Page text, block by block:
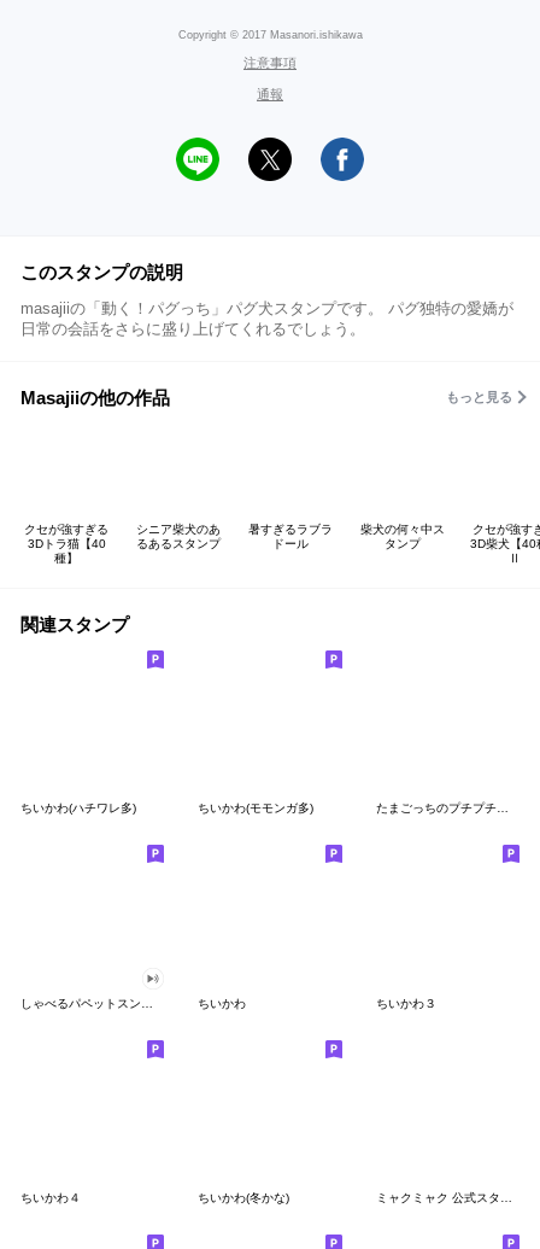
Copyright © 2017 Masanori.ishikawa
注意事項
通報
このスタンプの説明
masajiiの「動く！パグっち」パグ犬スタンプです。 パグ独特の愛嬌が
日常の会話をさらに盛り上げてくれるでしょう。
Masajiiの他の作品 もっと見る
クセが強すぎる
3Dトラ猫【40
種】
シニア柴犬のあ
るあるスタンプ
暑すぎるラブラ
ドール
柴犬の何々中ス
タンプ
クセが強す
3D柴犬【40
Ⅱ
関連スタンプ
ちいかわ(ハチワレ多) ちいかわ(モモンガ多) たまごっちのプチプチおみせっち
ちいかわ ちいかわ３
ちいかわ４ ちいかわ(冬かな)